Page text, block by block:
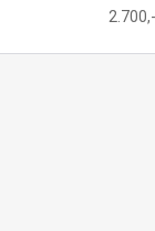
2.700,-